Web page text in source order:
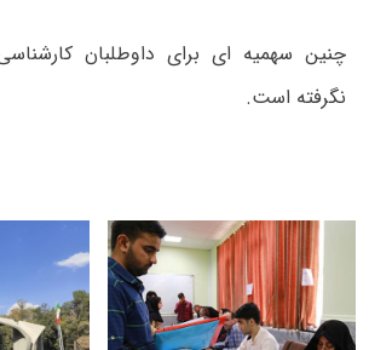
چنین سهمیه ای برای داوطلبان
نگرفته است.